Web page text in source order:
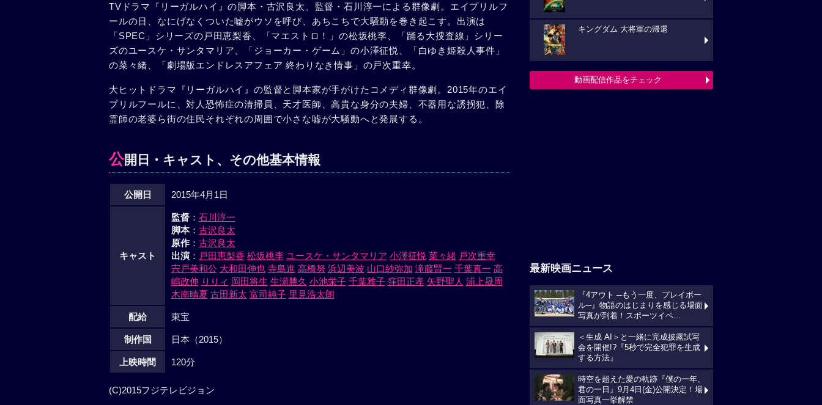
がて神社への参拝を1日も欠かさなかった幼馴染（千葉雅子）と涙の再会を果たすが……。
〈僕は宇宙人〉ブラスバンド部に所属する宇宙好きの中学生（浦上晟周）は、いじめが原因
で不登校になってしまう。ある日、何気なく見たホームページで自分が宇宙人だと確信した
彼は、宇宙船との交信に全精力を費やす……。〈ある大学生の行末〉松田（窪田正孝）と梅
田（矢野聖人）は、同じ大学へ通う友人同士。特に何をするわけでもなく、いつも二人でつ
るんでいた。そんなある日、梅田はずっと抱えていた思いを松田に告白。友人だった二人の
関係を壊してしまう可能性もある事実だったが、それを超える真実が松田から告げら
れ……。そしてエイプリルフールの1日の終わり、全ての嘘が絡み合い、最高の奇跡を起こ
す……。
TVドラマ『リーガルハイ』の脚本・古沢良太、監督・石川淳一による群像劇。エイプリルフ
ールの日、なにげなくついた嘘がウソを呼び、あちこちで大騒動を巻き起こす。出演は
「SPEC」シリーズの戸田恵梨香、「マエストロ！」の松坂桃李、「踊る大捜査線」シリー
ズのユースケ・サンタマリア、「ジョーカー・ゲーム」の小澤征悦、「白ゆき姫殺人事件」
の菜々緒、「劇場版エンドレスアフェア 終わりなき情事」の戸次重幸。
大ヒットドラマ『リーガルハイ』の監督と脚本家が手がけたコメディ群像劇。2015年のエイ
プリルフールに、対人恐怖症の清掃員、天才医師、高貴な身分の夫婦、不器用な誘拐犯、除
霊師の老婆ら街の住民それぞれの周囲で小さな嘘が大騒動へと発展する。
公開日・キャスト、その他基本情報
公開日 2015年4月1日
キャスト
監督： 石川淳一
脚本： 古沢良太
原作： 古沢良太
出演： 戸田恵梨香 松坂桃李 ユースケ・サンタマリア 小澤征悦 菜々緒 戸次重幸
宍戸美和公 大和田伸也 寺島進 高橋努 浜辺美波 山口紗弥加 滝藤賢一 千葉真一 高
嶋政伸 りりィ 岡田将生 生瀬勝久 小池栄子 千葉雅子 窪田正孝 矢野聖人 浦上晟周
木南晴夏 古田新太 富司純子 里見浩太朗
配給 東宝
制作国 日本（2015）
上映時間 120分
(C)2015フジテレビジョン
キングダム 大将軍の帰還
動画配信作品をチェック
最新映画ニュース
『4アウト ─もう一度、プレイボー
ル─』物語のはじまりを感じる場面
写真が到着！スポーツイベ...
＜生成 AI＞と一緒に完成披露試写
会を開催!?『5秒で完全犯罪を生成
する方法』
時空を超えた愛の軌跡『僕の一年、
君の一日』9月4日(金)公開決定！場
面写真一挙解禁